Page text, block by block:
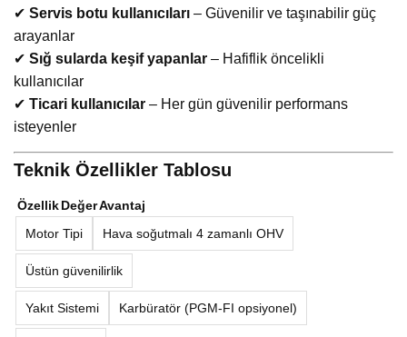
✔ Servis botu kullanıcıları – Güvenilir ve taşınabilir güç
arayanlar
✔ Sığ sularda keşif yapanlar – Hafiflik öncelikli
kullanıcılar
✔ Ticari kullanıcılar – Her gün güvenilir performans
isteyenler
Teknik Özellikler Tablosu
ÖzellikDeğerAvantaj
Motor Tipi
Hava soğutmalı 4 zamanlı OHV
Üstün güvenilirlik
Yakıt Sistemi Karbüratör (PGM-FI opsiyonel)